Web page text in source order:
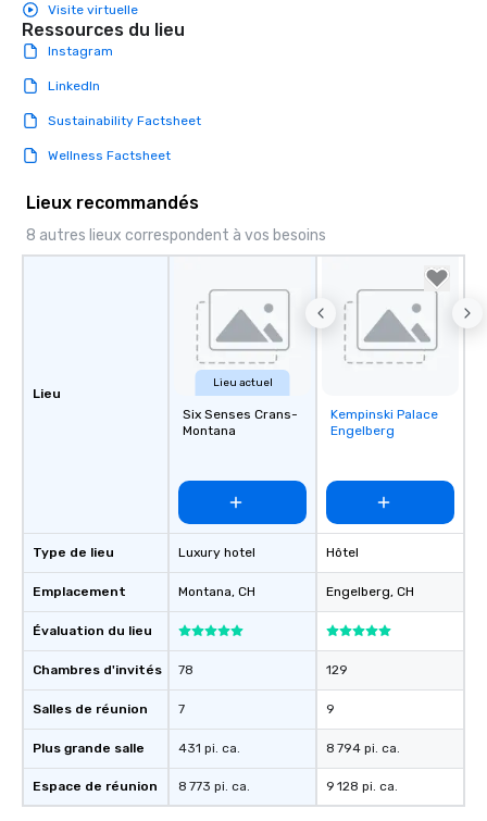
Visite virtuelle
Ressources du lieu
Instagram
LinkedIn
Sustainability Factsheet
Wellness Factsheet
Lieux recommandés
8 autres lieux correspondent à vos besoins
Lieu
Type de lieu
Emplacement
Évaluation du lieu
Chambres d'invités
Salles de réunion
Plus grande salle
Espace de réunion
Lieu actuel
Six Senses Crans-
Montana
Luxury hotel
Montana, CH
78
7
431 pi. ca.
8 773 pi. ca.
Removed from
favorites
Kempinski Palace
Engelberg
Hôtel
Engelberg, CH
129
9
8 794 pi. ca.
9 128 pi. ca.